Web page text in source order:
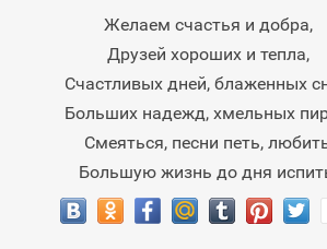
Желаем счастья и добра,
Друзей хороших и тепла,
Счастливых дней, блаженных
Больших надежд, хмельных
Смеяться, песни петь,
Большую жизнь до дня